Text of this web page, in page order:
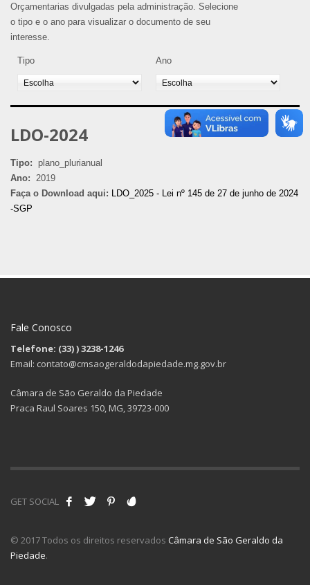
Orçamentarias divulgadas pela administração. Selecione
o tipo e o ano para visualizar o documento de seu
interesse.
Tipo Ano
LDO-2024
Tipo:
plano_plurianual
Ano:
2019
Faça o Download aqui: LDO_2025 - Lei nº 145 de 27 de junho de 2024
-SGP
Fale Conosco
Telefone: (33)) 3238-1246
Email: contato@cmsaogeraldodapiedade.mg.gov.br
Câmara de São Geraldo da Piedade
Praca Raul Soares 150, MG, 39723-000
GET SOCIAL
© 2017 Todos os direitos reservados Câmara de São Geraldo da
Piedade.